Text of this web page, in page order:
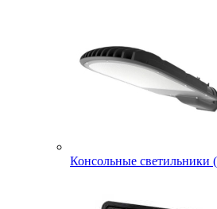
Консольные светильники